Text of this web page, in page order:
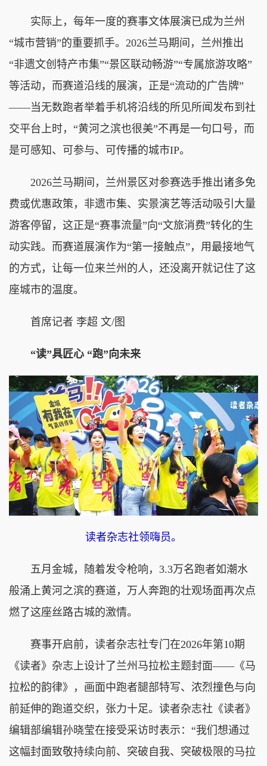
实际上，每年一度的赛事文体展演已成为兰州
“城市营销”的重要抓手。2026兰马期间，兰州推出
“非遗文创特产市集”“景区联动畅游”“专属旅游攻略”
等活动，而赛道沿线的展演，正是“流动的广告牌”
——当无数跑者举着手机将沿线的所见所闻发布到社
交平台上时，“黄河之滨也很美”不再是一句口号，而
是可感知、可参与、可传播的城市IP。
2026兰马期间，兰州景区对参赛选手推出诸多免
费或优惠政策，非遗市集、实景演艺等活动吸引大量
游客停留，这正是“赛事流量”向“文旅消费”转化的生
动实践。而赛道展演作为“第一接触点”，用最接地气
的方式，让每一位来兰州的人，还没离开就记住了这
座城市的温度。
首席记者 李超 文/图
“读”具匠心 “跑”向未来
读者杂志社领嗨员。
五月金城，随着发令枪响，3.3万名跑者如潮水
般涌上黄河之滨的赛道，万人奔跑的壮观场面再次点
燃了这座丝路古城的激情。
赛事开启前，读者杂志社专门在2026年第10期
《读者》杂志上设计了兰州马拉松主题封面——《马
拉松的韵律》，画面中跑者腿部特写、浓烈撞色与向
前延伸的跑道交织，张力十足。读者杂志社《读者》
编辑部编辑孙晓莹在接受采访时表示：“我们想通过
这幅封面致敬持续向前、突破自我、突破极限的马拉